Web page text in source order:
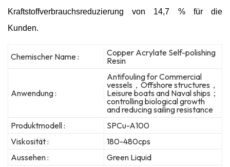
Kraftstoffverbrauchsreduzierung von 14,7 % für die
Kunden.
Chemischer Name :
Copper Acrylate Self-polishing
Resin
Anwendung :
Antifouling for Commercial
vessels，Offshore structures，
Leisure boats and Naval ships；
controlling biological growth
and reducing sailing resistance
Produktmodell :
SPCu-A100
Viskosität :
180-480cps
Aussehen :
Green Liquid